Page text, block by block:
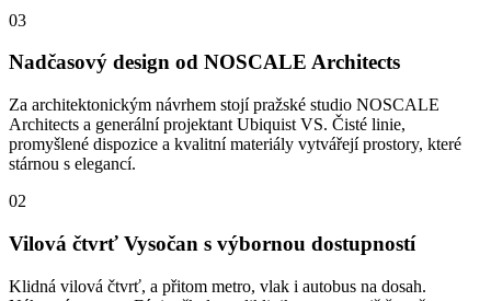
03
Nadčasový design od NOSCALE Architects
Za architektonickým návrhem stojí pražské studio NOSCALE
Architects a generální projektant Ubiquist VS. Čisté linie,
promyšlené dispozice a kvalitní materiály vytvářejí prostory, které
stárnou s elegancí.
02
Vilová čtvrť Vysočan s výbornou dostupností
Klidná vilová čtvrť, a přitom metro, vlak i autobus na dosah.